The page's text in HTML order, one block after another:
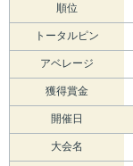
順位
トータルピン
アベレージ
獲得賞金
開催日
大会名